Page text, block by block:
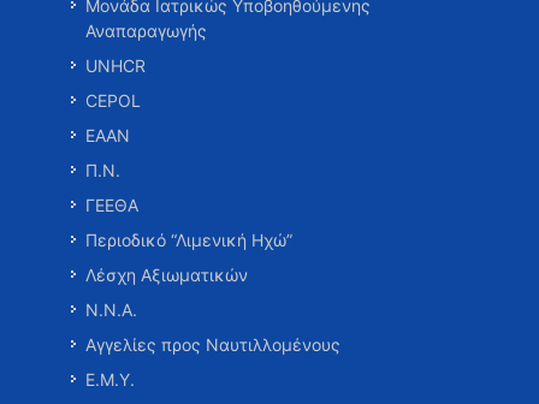
Μονάδα Ιατρικώς Υποβοηθούμενης
Αναπαραγωγής
UNHCR
CEPOL
ΕΑΑΝ
Π.Ν.
ΓΕΕΘΑ
Περιοδικό “Λιμενική Ηχώ”
Λέσχη Αξιωματικών
Ν.Ν.Α.
Αγγελίες προς Ναυτιλλομένους
Ε.Μ.Υ.